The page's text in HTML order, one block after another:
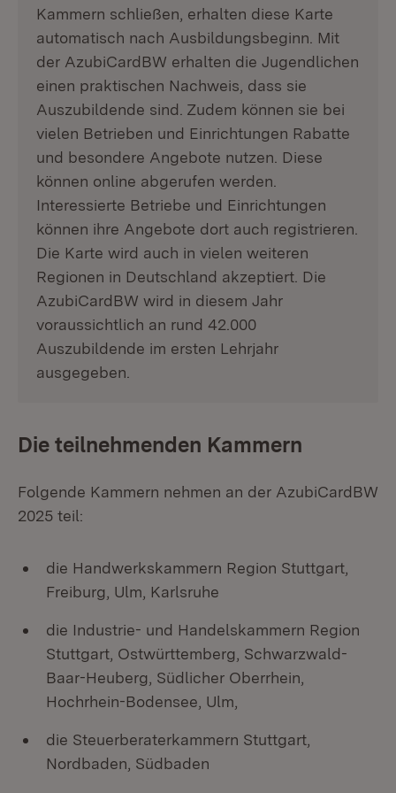
Kammern schließen, erhalten diese Karte
automatisch nach Ausbildungsbeginn. Mit
der AzubiCardBW erhalten die Jugendlichen
einen praktischen Nachweis, dass sie
Auszubildende sind. Zudem können sie bei
vielen Betrieben und Einrichtungen Rabatte
und besondere Angebote nutzen. Diese
können online abgerufen werden.
Interessierte Betriebe und Einrichtungen
können ihre Angebote dort auch registrieren.
Die Karte wird auch in vielen weiteren
Regionen in Deutschland akzeptiert. Die
AzubiCardBW wird in diesem Jahr
voraussichtlich an rund 42.000
Auszubildende im ersten Lehrjahr
ausgegeben.
Die teilnehmenden Kammern
Folgende Kammern nehmen an der AzubiCardBW
2025 teil:
die Handwerkskammern Region Stuttgart,
Freiburg, Ulm, Karlsruhe
die Industrie- und Handelskammern Region
Stuttgart, Ostwürttemberg, Schwarzwald-
Baar-Heuberg, Südlicher Oberrhein,
Hochrhein-Bodensee, Ulm,
die Steuerberaterkammern Stuttgart,
Nordbaden, Südbaden